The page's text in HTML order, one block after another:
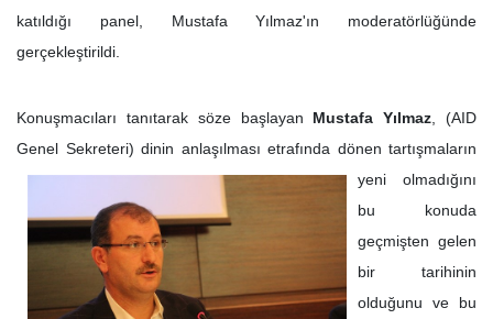
katıldığı panel, Mustafa Yılmaz'ın moderatörlüğünde
gerçekleştirildi.
Konuşmacıları tanıtarak söze başlayan Mustafa Yılmaz , (AID
Genel Sekreteri) dinin anlaşılması etrafında dönen tartışmaların
yeni olmadığını
bu konuda
geçmişten gelen
bir tarihinin
olduğunu ve bu